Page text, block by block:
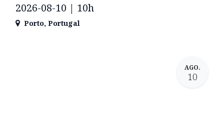
2026-08-10 | 10h
Porto, Portugal
AGO.
10